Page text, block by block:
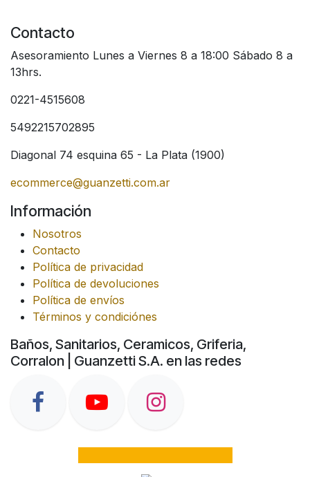
Contacto
Asesoramiento Lunes a Viernes 8 a 18:00 Sábado 8 a
13hrs.
0221-4515608
5492215702895
Diagonal 74 esquina 65 - La Plata (1900)
ecommerce@guanzetti.com.ar
Información
Nosotros
Contacto
Política de privacidad
Política de devoluciones
Política de envíos
Términos y condiciónes
Baños, Sanitarios, Ceramicos, Griferia,
Corralon | Guanzetti S.A. en las redes